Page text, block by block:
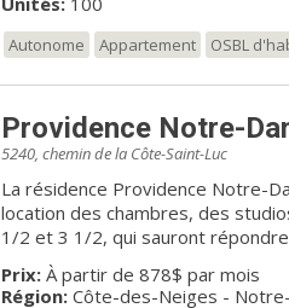
Autonome Appartement OSBL
Providence Notre-
5240, chemin de la Côte-Saint-Luc
La résidence Providence Notre-
location des chambres, des
1/2 et 3 1/2, qui sauront
vous pourrez évoluer grâce à
place. Possibilité de 1 à 3 repas équilibrés par jour Activités
Prix:À partir de 878$ par mois
Région: Côte-des-Neiges -